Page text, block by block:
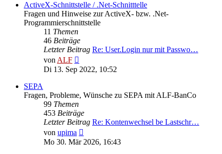
ActiveX-Schnittstelle / .Net-Schnitttelle
Fragen und Hinweise zur ActiveX- bzw. .Net-
Programmierschnittstelle
11 Themen
46 Beiträge
Letzter Beitrag Re: User.Login nur mit Passwo…
vonALF
Beitrag
Di 13. Sep 2022, 10:52
SEPA
Fragen, Probleme, Wünsche zu SEPA mit ALF-BanCo
99 Themen
453 Beiträge
Letzter Beitrag Re: Kontenwechsel be Lastschr…
von upima
Beitrag
Mo 30. Mär 2026, 16:43